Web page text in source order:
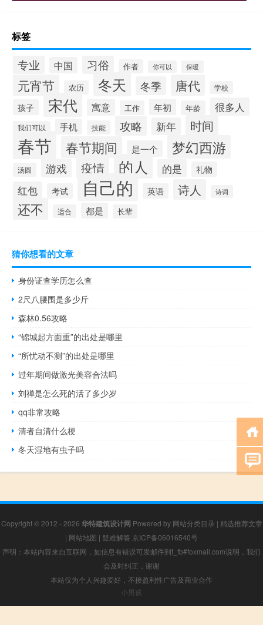
标签
专业 中国 习俗 作者 你可以 保暖
元宵节 农历 冬天 冬季 唐代 学校
孩子 宋代 寓意 工作 年初 年龄 很多人
我们可以 手机 技能 攻略 新年 时间
春节 春节期间 是一个 梦幻西游
汤圆 游戏 疫情 的人 的是 礼物
红包 考试 自己的 英语 诗人 诗词
还不 适合 都是 长辈
猜你想看的文章
身份证查学历怎么查
2尺八腰围是多少斤
森林0.56攻略
“锦城起方面重”的出处是哪里
“所忧动不测”的出处是哪里
过年期间做激光美容合法吗
刘禅是怎么死的活了多少岁
qq非常攻略
清者自清什么梗
冬天湿地有虫子吗
Copyright © 2012 - 2026 华特建筑设计网 Powered by 网站分类目录 | 精选推荐文章
| 网站地图 | 疑难解答 京ICP备06016540号
声明：本站内容来自互联网，如信息有错误可发邮件到f_fb#foxmail.com说明，我们
会及时纠正，谢谢
本站仅为个人兴趣爱好，不接盈利性广告及商业合作
小男孩